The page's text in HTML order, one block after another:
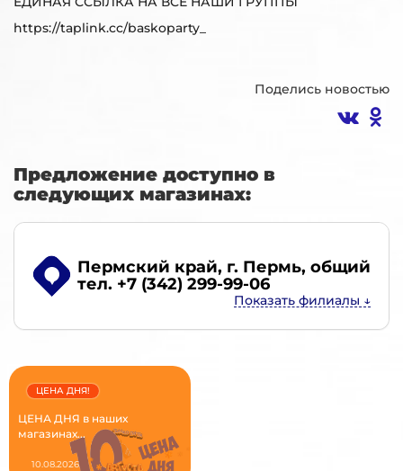
https://taplink.cc/baskoparty_
Поделись новостью
Предложение доступно в
следующих магазинах:
Пермский край, г. Пермь, общий
тел. +7 (342) 299-99-06
ЦЕНА ДНЯ в наших
магазинах...
ЦЕНА ДНЯ!
10.08.2026